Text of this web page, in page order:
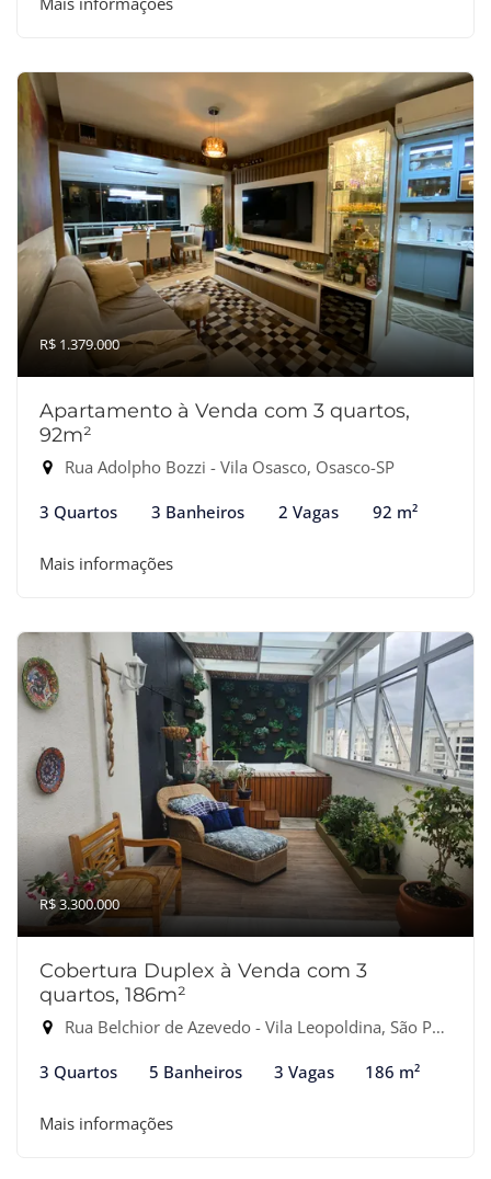
R$ 1.379.000
Apartamento à Venda com 3 quartos,
92m²
Rua Adolpho Bozzi - Vila Osasco, Osasco-SP
3 Quartos 3 Banheiros 2 Vagas 92 m²
Mais informações
R$ 3.300.000
Cobertura Duplex à Venda com 3
quartos, 186m²
Rua Belchior de Azevedo - Vila Leopoldina, São Paulo-SP
3 Quartos 5 Banheiros 3 Vagas 186 m²
Mais informações